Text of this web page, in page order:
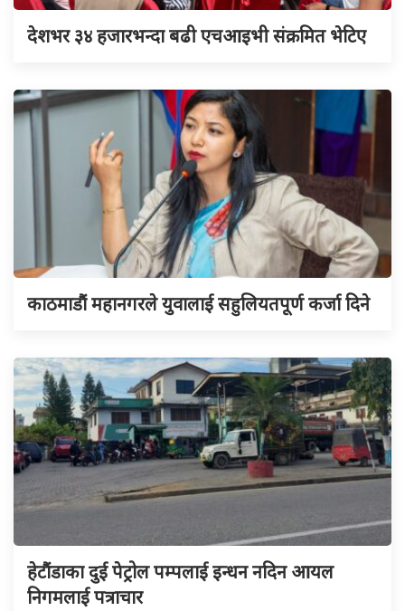
देशभर ३४ हजारभन्दा बढी एचआइभी संक्रमित भेटिए
काठमाडौं महानगरले युवालाई सहुलियतपूर्ण कर्जा दिने
हेटौंडाका दुई पेट्रोल पम्पलाई इन्धन नदिन आयल
निगमलाई पत्राचार